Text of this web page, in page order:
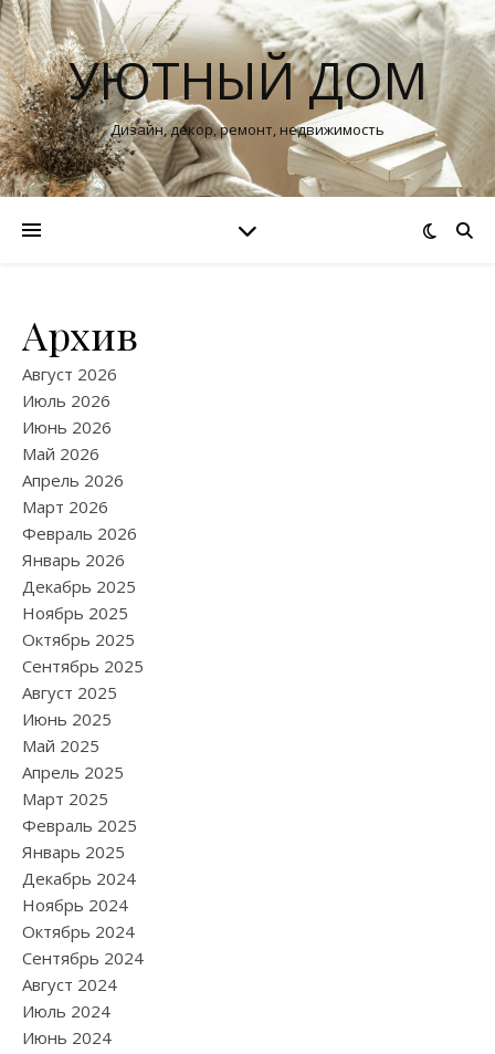
УЮТНЫЙ ДОМ
Дизайн, декор, ремонт, недвижимость
Архив
Август 2026
Июль 2026
Июнь 2026
Май 2026
Апрель 2026
Март 2026
Февраль 2026
Январь 2026
Декабрь 2025
Ноябрь 2025
Октябрь 2025
Сентябрь 2025
Август 2025
Июнь 2025
Май 2025
Апрель 2025
Март 2025
Февраль 2025
Январь 2025
Декабрь 2024
Ноябрь 2024
Октябрь 2024
Сентябрь 2024
Август 2024
Июль 2024
Июнь 2024